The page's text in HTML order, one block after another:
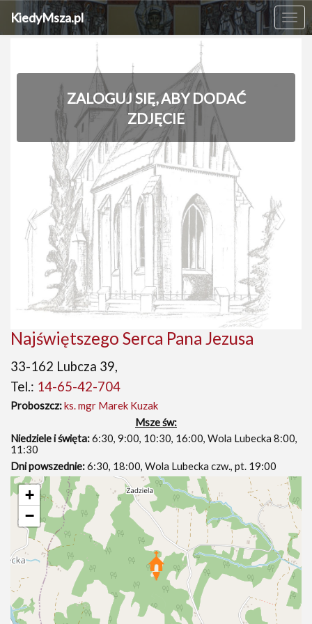
KiedyMsza.pl
ZALOGUJ SIĘ, ABY DODAĆ
ZDJĘCIE
‹ ›
Najświętszego Serca Pana Jezusa
33-162 Lubcza 39,
Tel.: 14-65-42-704
Proboszcz:ks. mgr Marek Kuzak
Msze św:
Niedziele i święta:6:30, 9:00, 10:30, 16:00, Wola Lubecka 8:00,
11:30
Dni powszednie:6:30, 18:00, Wola Lubecka czw., pt. 19:00
+
−